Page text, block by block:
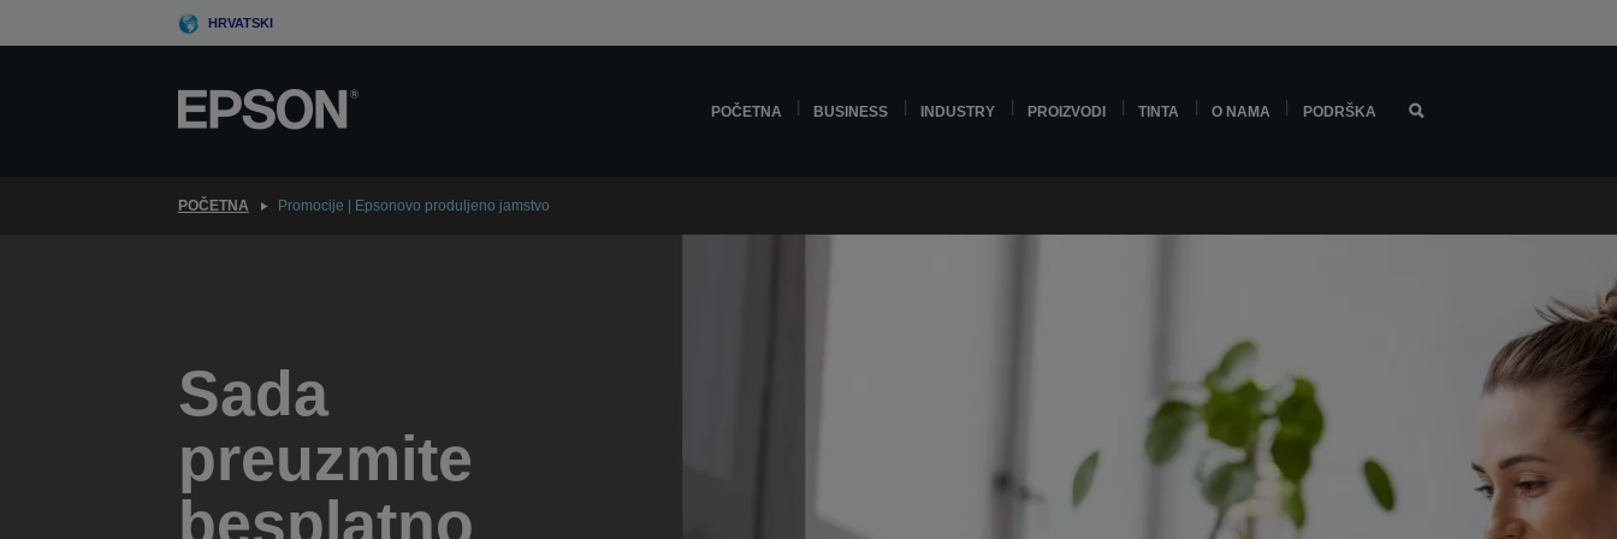
to
HRVATSKI
POČETNA BUSINESS INDUSTRY PROIZVODI TINTA O NAMA PODRŠKA
POČETNA Promocije | Epsonovo produljeno jamstvo
Sada
preuzmite
besplatno